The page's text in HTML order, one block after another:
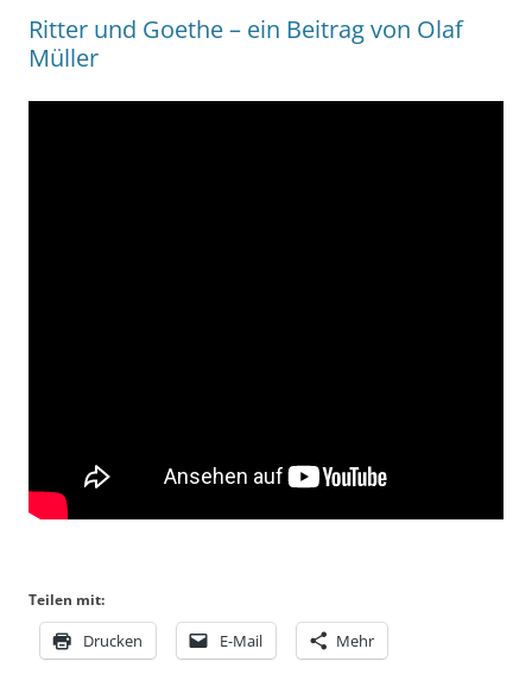
Ritter und Goethe – ein Beitrag von Olaf
Müller
Teilen mit:
Drucken E-Mail Mehr